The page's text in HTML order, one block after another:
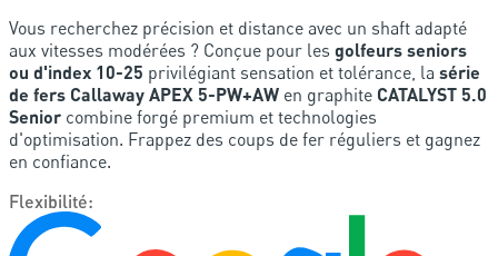
Vous recherchez précision et distance avec un shaft adapté
aux vitesses modérées ? Conçue pour les golfeurs seniors
ou d'index 10-25 privilégiant sensation et tolérance, la série
de fers Callaway APEX 5-PW+AW en graphite CATALYST 5.0
Senior combine forgé premium et technologies
d'optimisation. Frappez des coups de fer réguliers et gagnez
en confiance.
Flexibilité: